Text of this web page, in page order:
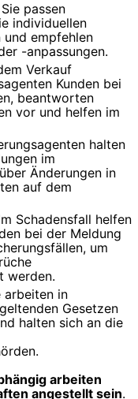
passen
individuellen
und empfehlen
-anpassungen.
Verkauf
Kunden bei
beantworten
vor und helfen im
halten
im
Änderungen in
auf dem
Schadensfall helfen
bei der Meldung
um
werden.
arbeiten in
Gesetzen
halten sich an die
arbeiten
angestellt sein.